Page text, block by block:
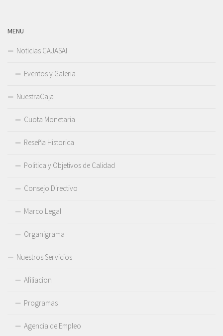
MENU
Noticias CAJASAI
Eventos y Galeria
NuestraCaja
Cuota Monetaria
Reseña Historica
Politica y Objetivos de Calidad
Consejo Directivo
Marco Legal
Organigrama
Nuestros Servicios
Afiliacion
Programas
Agencia de Empleo